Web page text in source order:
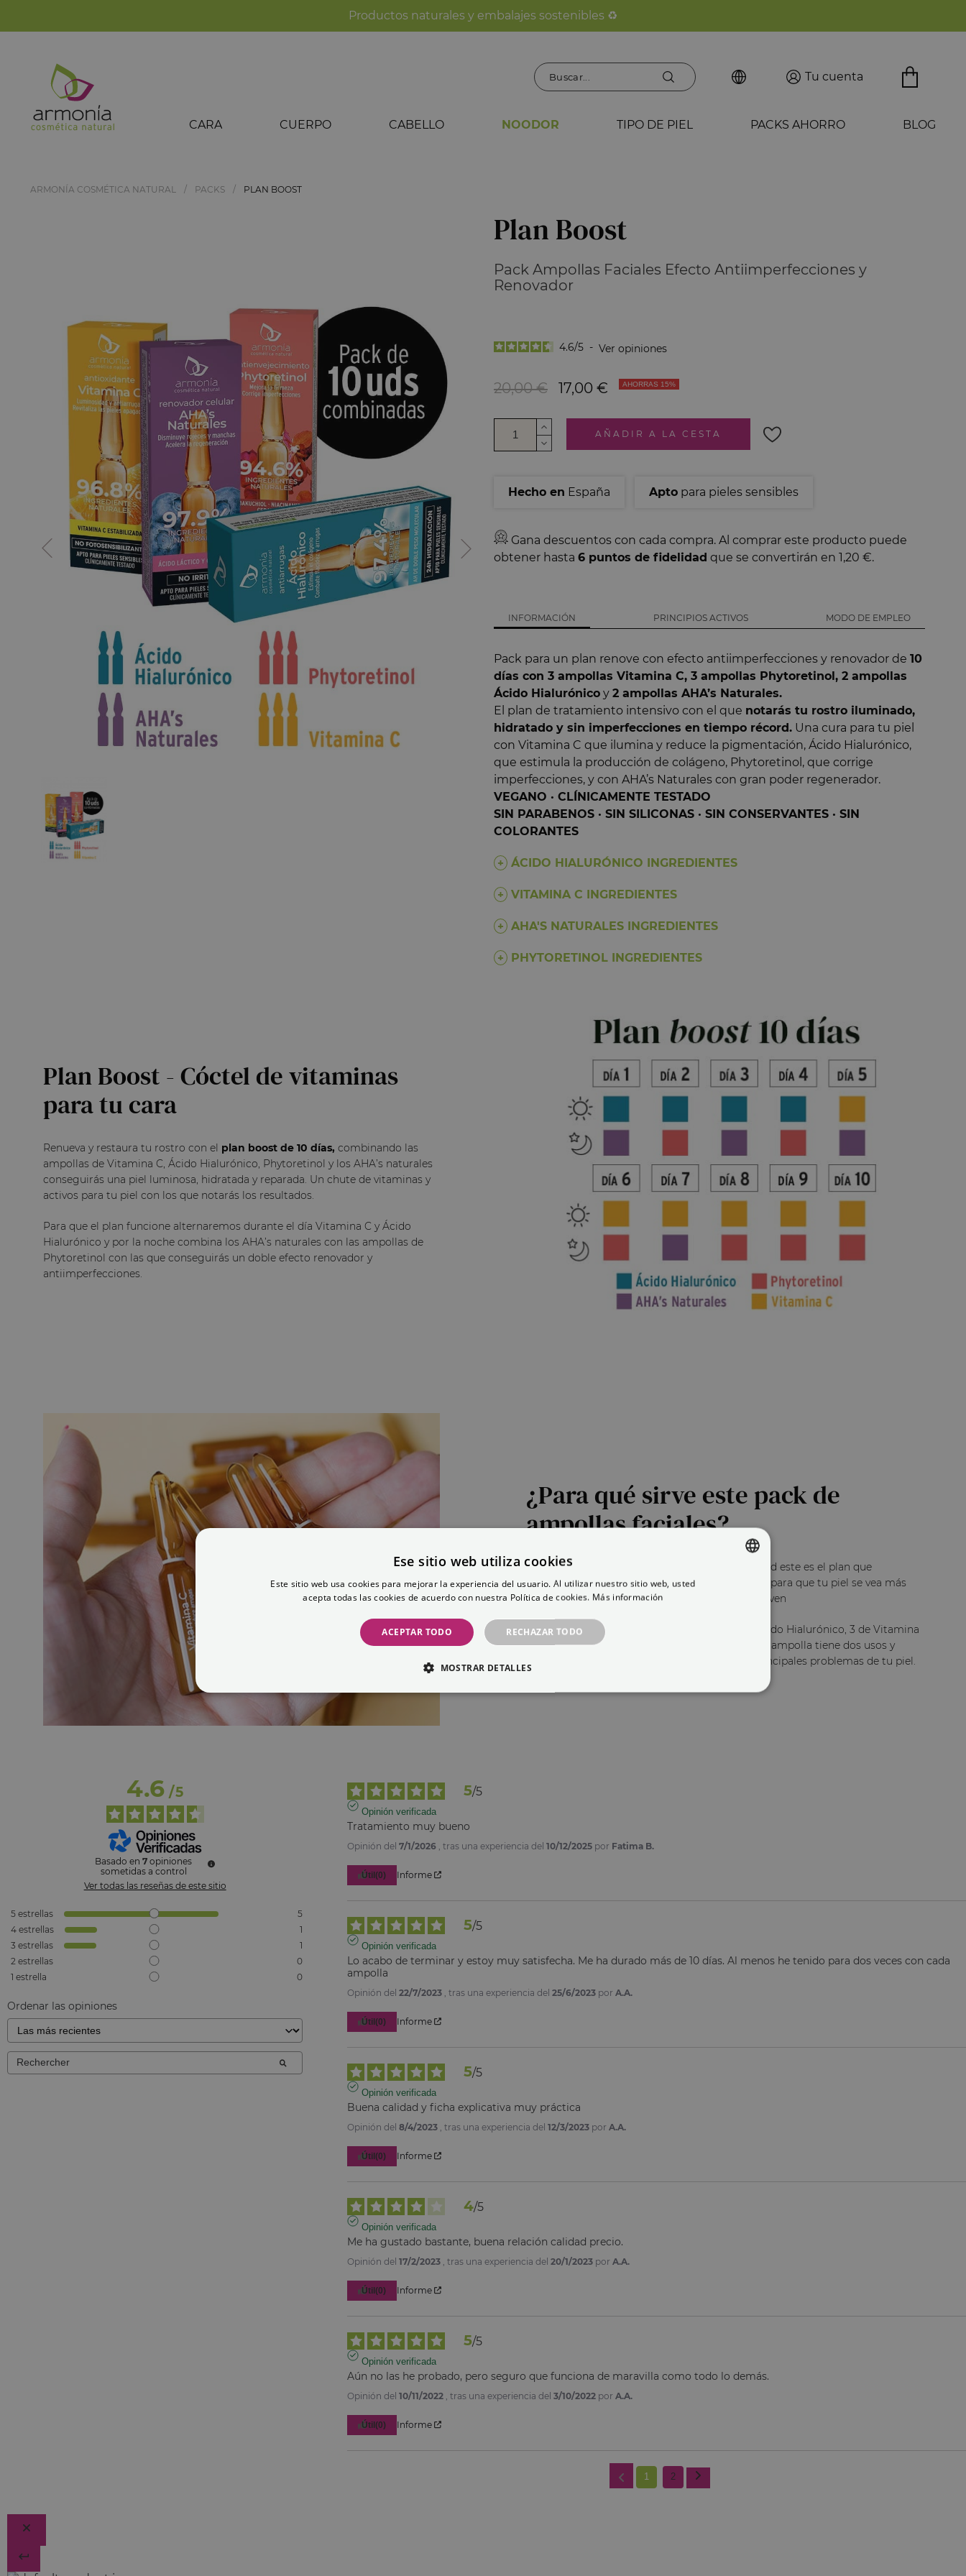
Productos naturales y embalajes sostenibles ♻️
Tu cuenta
CARA CUERPO CABELLO NOODOR TIPO DE PIEL PACKS AHORRO BLOG
ARMONÍA COSMÉTICA NATURAL PACKS PLAN BOOST
Plan Boost
Pack Ampollas Faciales Efecto Antiimperfecciones y
Renovador
4.6/5 - Ver opiniones
20,00 € 17,00 € AHORRAS 15%
AÑADIR A LA CESTA
Hecho en España Aptopara pieles sensibles
Gana descuentos con cada compra. Al comprar este producto puede
obtener hasta 6puntos de fidelidad que se convertirán en 1,20 €.
INFORMACIÓN PRINCIPIOS ACTIVOS MODO DE EMPLEO
Pack para un plan renove con efecto antiimperfecciones y renovador de 10
días con 3 ampollas Vitamina C, 3 ampollas Phytoretinol, 2 ampollas
Ácido Hialurónicoy 2 ampollas AHA’s Naturales.
El plan de tratamiento intensivo con el que notarás tu rostro iluminado,
hidratado y sin imperfecciones en tiempo récord.Una cura para tu piel
con Vitamina C que ilumina y reduce la pigmentación, Ácido Hialurónico,
que estimula la producción de colágeno, Phytoretinol, que corrige
imperfecciones, y con AHA’s Naturales con gran poder regenerador.
4.6/
Basado en
opiniones
sometidas a control
Ver todas las reseñas de este sitio
5 estrellas
5
2 estrellas
5 5
Opinión verificada
Tratamiento muy bueno
Opinión del 7/1/2026 , tras una experiencia del10/12/2025
por Fatima B.
Útil(0) Informe
5/5
ha durado más de 10 días. Al menos he tenido
Útil(0)
Buena calidad y ficha explicativa muy práctica
Opinión del8/4/2023 , tras una experiencia del
porA.A.
Informe
4/
precio.
Opinión del17/2/2023 , tras una experiencia del
por
Informe
5/5
Opinión verificada
VEGANO · CLÍNICAMENTE TESTADO
SIN PARABENOS · SIN SILICONAS · SIN CONSERVANTES · SIN
COLORANTES
ÁCIDO HIALURÓNICO INGREDIENTES
VITAMINA C INGREDIENTES
AHA'S NATURALES INGREDIENTES
PHYTORETINOL INGREDIENTES
Plan Boost - Cóctel de vitaminas
para tu cara
Renueva y restaura tu rostro con el plan boost de 10 días, combinando las
ampollas de Vitamina C, Ácido Hialurónico, Phytoretinol y los AHA’s naturales
conseguirás una piel luminosa, hidratada y reparada. Un chute de vitaminas y
activos para tu piel con los que notarás los resultados.
Para que el plan funcione alternaremos durante el día Vitamina C y Ácido
Hialurónico y por la noche combina los AHA’s naturales con las ampollas de
Phytoretinol con las que conseguirás un doble efecto renovador y
antiimperfecciones.
¿Para qué sirve este pack de
ampollas faciales?
Si necesitas ver tu piel renovada en tiempo record este es el plan que
necesitas. Es la combinación perfecta de activos para que tu piel se vea más
luminosa, sin signos de fatiga y más elástica y joven
El pack está compuesto por 10 ampollas 2 de Ácido Hialurónico, 3 de Vitamina
C, 2 de AHA’s naturales y 3 de Phytoretinol. Cada ampolla tiene dos usos y
combinándolas encontrarás la solución a los principales problemas de tu piel.
4.6/5
Basado en7 opiniones
sometidas a control
Ver todas las reseñas de este sitio
5 estrellas
5
4 estrellas
1
3 estrellas
1
2 estrellas
0
1 estrella 0
Ordenar las opiniones
5/5
Opinión verificada
Tratamiento muy bueno
Opinión del7/1/2026 , tras una experiencia del10/12/2025 por Fatima B.
Útil(0) Informe
5/5
Opinión verificada
Lo acabo de terminar y estoy muy satisfecha. Me ha durado más de 10 días. Al menos he tenido para dos veces con cada
ampolla
Opinión del22/7/2023 , tras una experiencia del25/6/2023 porA.A.
Útil(0) Informe
5/5
Opinión verificada
Buena calidad y ficha explicativa muy práctica
Opinión del8/4/2023 , tras una experiencia del12/3/2023 porA.A.
Útil(0) Informe
4/5
Opinión verificada
Me ha gustado bastante, buena relación calidad precio.
Opinión del17/2/2023 , tras una experiencia del20/1/2023 porA.A.
Útil(0) Informe
5/5
Opinión verificada
Aún no las he probado, pero seguro que funciona de maravilla como todo lo demás.
Opinión del10/11/2022 , tras una experiencia del3/10/2022 porA.A.
Útil(0) Informe
1 2
Ese sitio web utiliza cookies
Este sitio web usa cookies para mejorar la experiencia del usuario. Al utilizar nuestro sitio web, usted
acepta todas las cookies de acuerdo con nuestra Política de cookies. Más información
ACEPTAR TODO RECHAZAR TODO
MOSTRAR DETALLES